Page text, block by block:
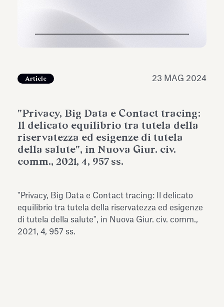
dell’Antiquarium di Villa Albani
Leggi tutto
Article 23 MAG 2024
"Privacy, Big Data e Contact tracing:
Il delicato equilibrio tra tutela della
riservatezza ed esigenze di tutela
della salute", in Nuova Giur. civ.
comm., 2021, 4, 957 ss.
"Privacy, Big Data e Contact tracing: Il delicato
equilibrio tra tutela della riservatezza ed esigenze
di tutela della salute", in Nuova Giur. civ. comm.,
2021, 4, 957 ss.